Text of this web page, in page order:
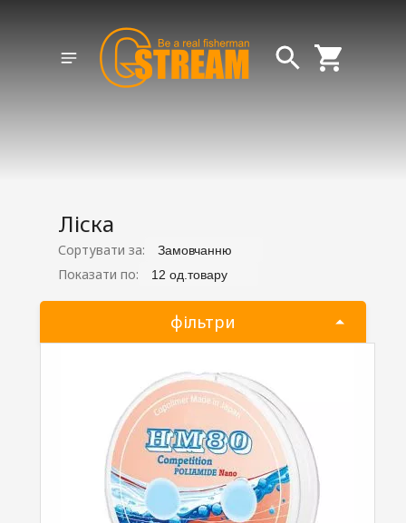
Ліска
Сортувати за: Замовчанню
Показати по: 12 од.товару
фільтри